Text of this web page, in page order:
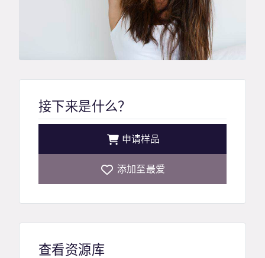
接下来是什么？
申请样品
添加至最爱
查看资源库